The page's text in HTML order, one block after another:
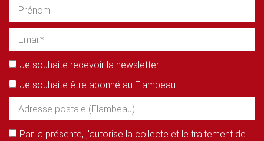
Je souhaite recevoir la newsletter
Je souhaite être abonné au Flambeau
Par la présente, j'autorise la collecte et le traitement de